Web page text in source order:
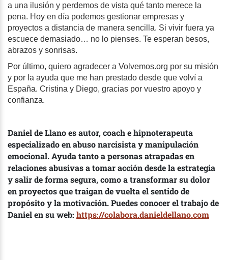
a una ilusión y perdemos de vista qué tanto merece la
pena. Hoy en día podemos gestionar empresas y
proyectos a distancia de manera sencilla. Si vivir fuera ya
escuece demasiado… no lo pienses. Te esperan besos,
abrazos y sonrisas.
Por último, quiero agradecer a Volvemos.org por su misión
y por la ayuda que me han prestado desde que volví a
España. Cristina y Diego, gracias por vuestro apoyo y
confianza.
Daniel de Llano es autor, coach e hipnoterapeuta
especializado en abuso narcisista y manipulación
emocional. Ayuda tanto a personas atrapadas en
relaciones abusivas a tomar acción desde la estrategia
y salir de forma segura, como a transformar su dolor
en proyectos que traigan de vuelta el sentido de
propósito y la motivación. Puedes conocer el trabajo de
Daniel en su web: https://colabora.danieldellano.com